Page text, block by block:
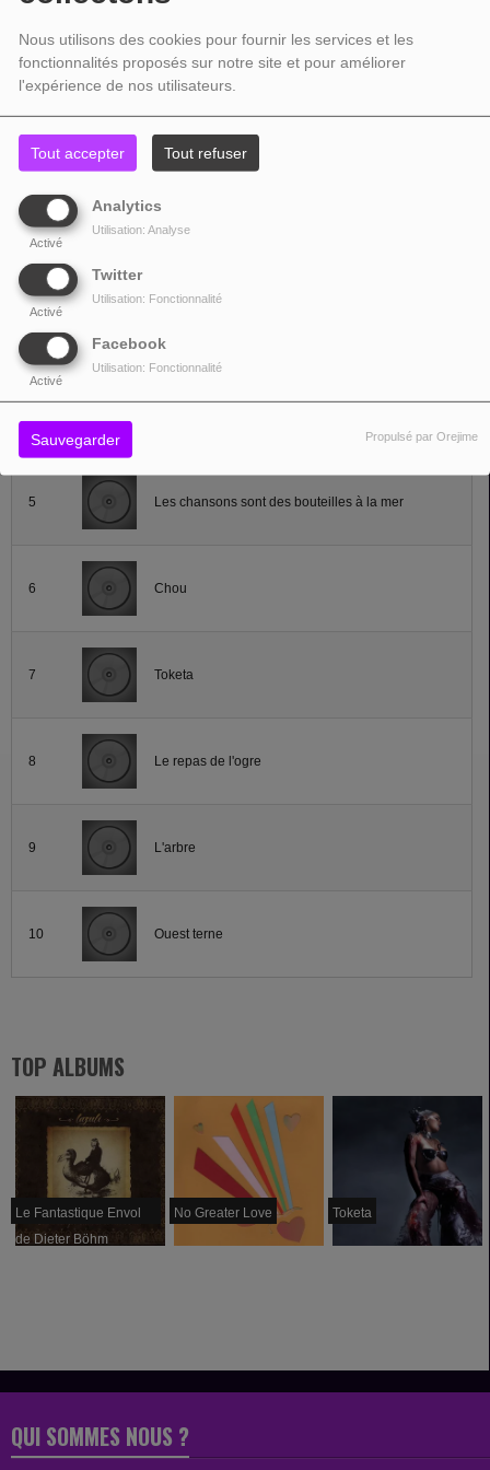
Nous utilisons des cookies pour fournir les services et les
fonctionnalités proposés sur notre site et pour améliorer
l'expérience de nos utilisateurs.
Tout accepter Tout refuser
Analytics
Activé
Utilisation: Analyse
Twitter
Activé
Utilisation: Fonctionnalité
Facebook
Activé
Utilisation: Fonctionnalité
Sauvegarder Propulsé par Orejime
TOP TITRES
1 L'envol
2
3
5 Les chansons sont des bouteilles à la mer
6 Chou
7 Toketa
8 Le repas de l'ogre
9 L'arbre
10 Ouest terne
TOP ALBUMS
Le Fantastique Envol
de Dieter Böhm
No Greater Love Toketa
QUI SOMMES NOUS ?